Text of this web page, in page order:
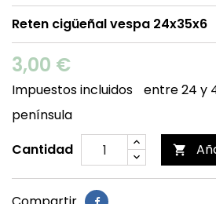
Reten cigüeñal vespa 24x35x6
3,00 €
Impuestos incluidos
entre 24 y
península
Cantidad
